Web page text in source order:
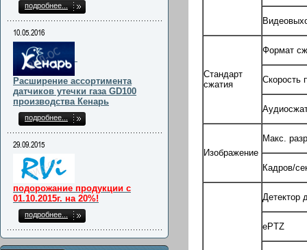
Стандарт
сжатия
Формат
Скорость
Изображение
Макс.
Кадров/
Детектор
ePTZ
подробнее...
10.05.2016
Расширение ассортимента
датчиков утечки газа GD100
производства Кенарь
подробнее...
29.09.2015
подорожание продукции с
01.10.2015г. на 20%!
подробнее...